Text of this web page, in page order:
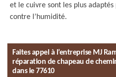
et le cuivre sont les plus
contre l’humidité.
Faites appel à l’entreprise MJ
réparation de chapeau de
dans le 77610